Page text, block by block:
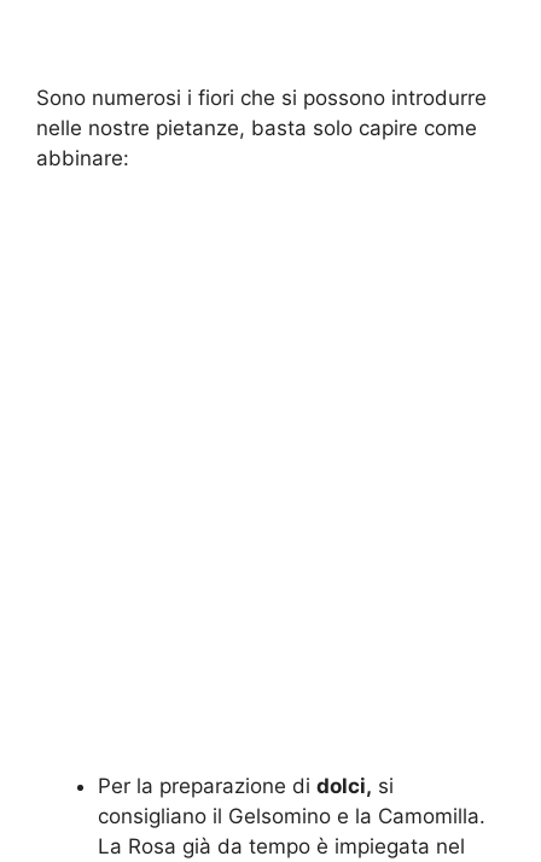
Sono numerosi i fiori che si possono introdurre
nelle nostre pietanze, basta solo capire come
abbinare:
Per la preparazione di dolci, si
consigliano il Gelsomino e la Camomilla.
La Rosa già da tempo è impiegata nel